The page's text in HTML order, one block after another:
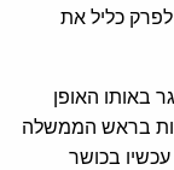
כליל את
באותו האופן
בראש הממשלה
"הכל תלוי עכשיו בכושר